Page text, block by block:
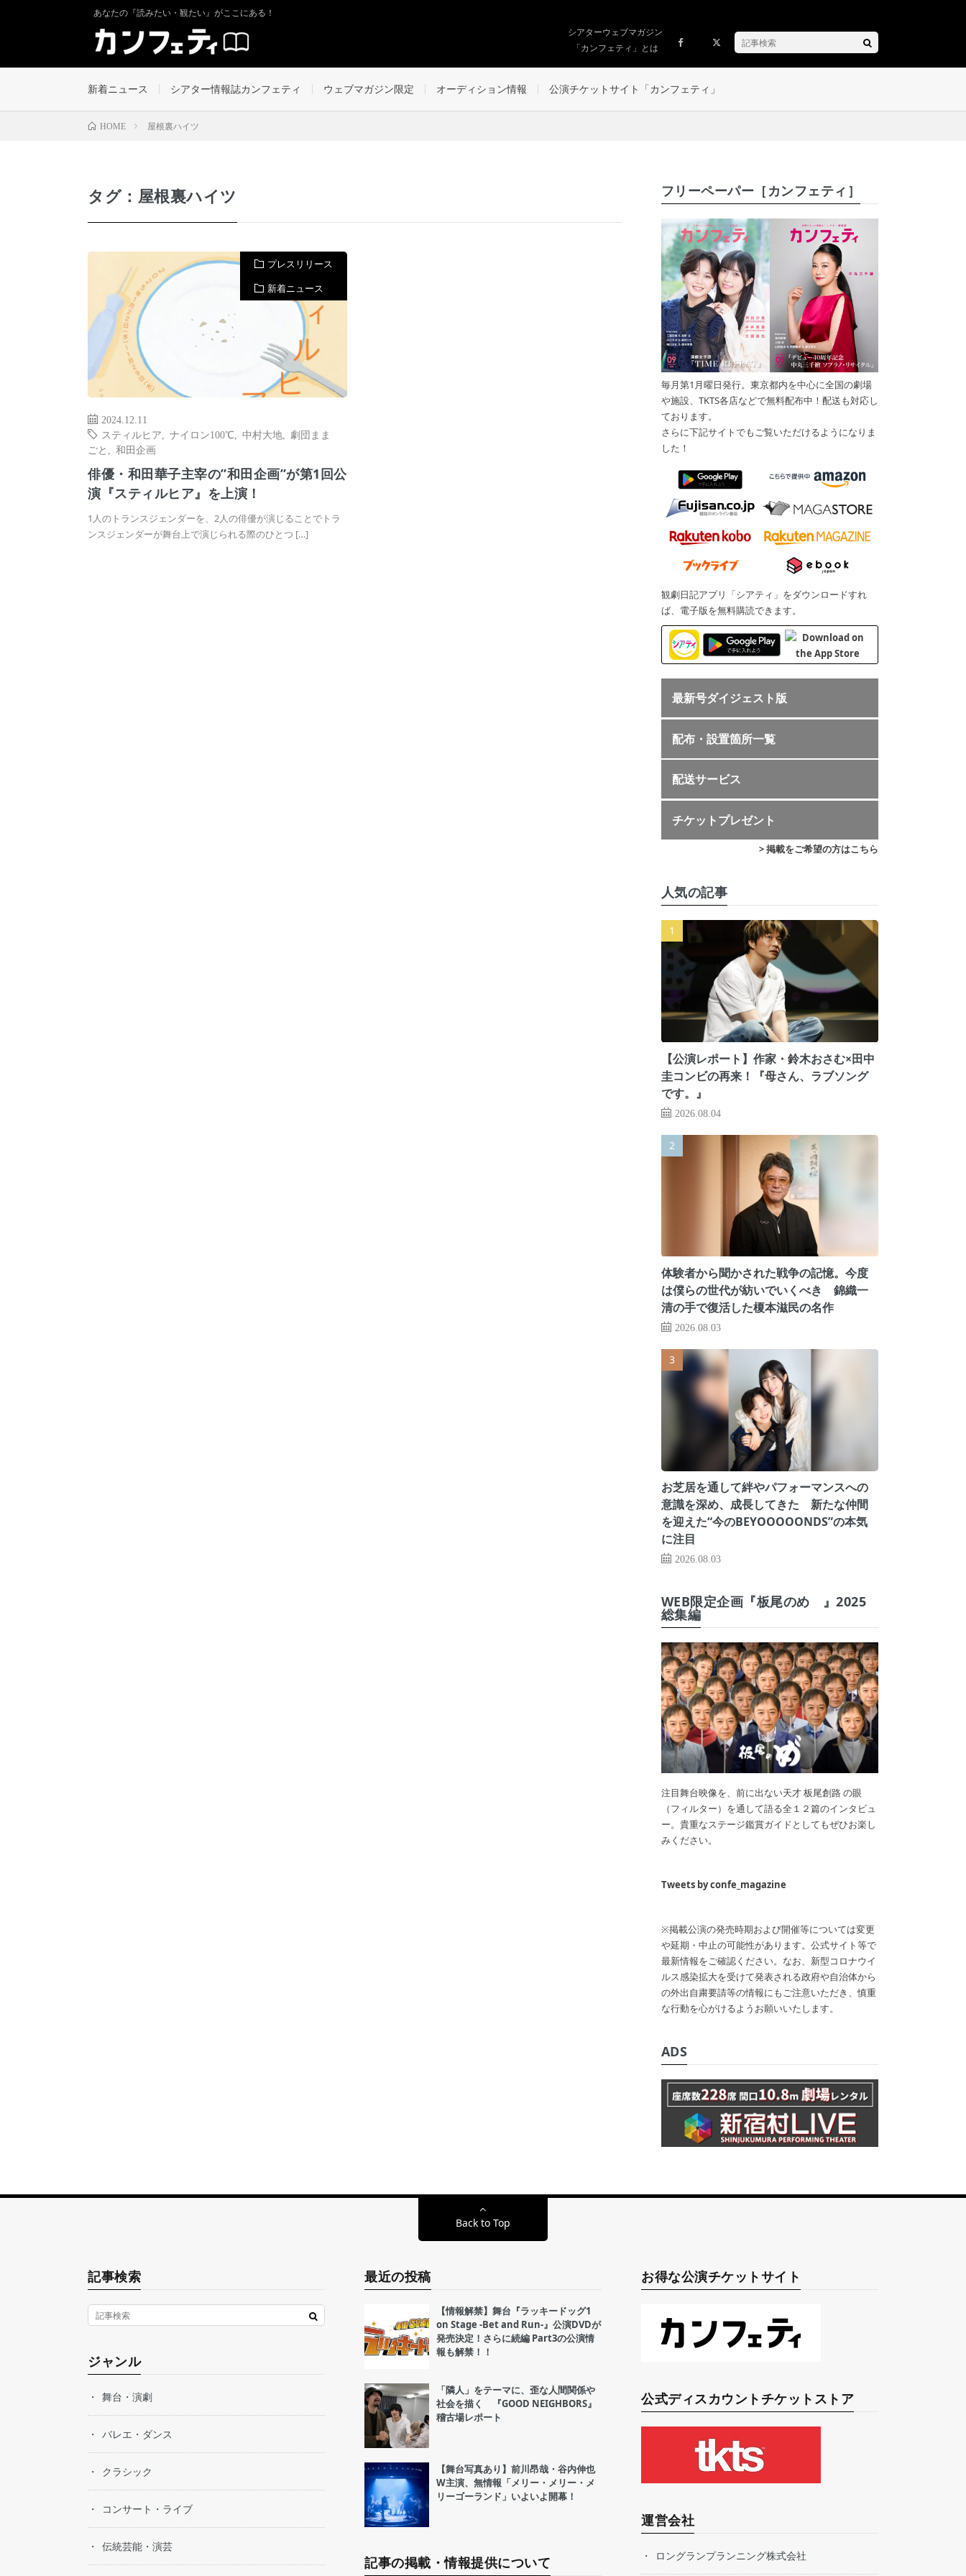
あなたの『読みたい・観たい』がここにある！
シアターウェブマガジン
「カンフェティ」とは
新着ニュース シアター情報誌カンフェティ ウェブマガジン限定 オーディション情報 公演チケットサイト「カンフェティ」
HOME 屋根裏ハイツ
タグ：屋根裏ハイツ
プレスリリース
新着ニュース
2024.12.11
スティルヒア
ナイロン100℃ 中村大地
劇団まま
ごと
和田企画
俳優・和田華子主宰の”和田企画”が第1回公
演『スティルヒア』を上演！
1人のトランスジェンダーを、2人の俳優が演じることでトラ
ンスジェンダーが舞台上で演じられる際のひとつ […]
フリーペーパー［カンフェティ］
毎月第1月曜日発行。東京都内を中心に全国の劇場
や施設、TKTS各店などで無料配布中！配送も対応し
ております。
さらに下記サイトでもご覧いただけるようになりま
した！
観劇日記アプリ「シアティ」をダウンロードすれ
ば、電子版を無料購読できます。
最新号ダイジェスト版
配布・設置箇所一覧
配送サービス
チケットプレゼント
> 掲載をご希望の方はこちら
人気の記事
【公演レポート】作家・鈴木おさむ×田中
圭コンビの再来！『母さん、ラブソング
です。』
2026.08.04
体験者から聞かされた戦争の記憶。今度
は僕らの世代が紡いでいくべき 錦織一
清の手で復活した榎本滋民の名作
2026.08.03
お芝居を通して絆やパフォーマンスへの
意識を深め、成長してきた 新たな仲間
を迎えた“今のBEYOOOOONDS”の本気
に注目
2026.08.03
WEB限定企画『板尾のめ゙』2025
総集編
注目舞台映像を、前に出ない天才 板尾創路 の眼
（フィルター）を通して語る全１２篇のインタビュ
ー。貴重なステージ鑑賞ガイドとしてもぜひお楽し
みください。
Tweets by confe_magazine
※掲載公演の発売時期および開催等については変更
や延期・中止の可能性があります。公式サイト等で
最新情報をご確認ください。なお、新型コロナウイ
ルス感染拡大を受けて発表される政府や自治体から
の外出自粛要請等の情報にもご注意いただき、慎重
な行動を心がけるようお願いいたします。
ADS
Back to Top
記事検索
ジャンル
舞台・演劇
バレエ・ダンス
クラシック
コンサート・ライブ
伝統芸能・演芸
最近の投稿
【情報解禁】舞台『ラッキードッグ1
on Stage -Bet and Run-』公演DVDが
発売決定！さらに続編 Part3の公演情
報も解禁！！
「隣人」をテーマに、歪な人間関係や
社会を描く 『GOOD NEIGHBORS』
稽古場レポート
【舞台写真あり】前川昂哉・谷内伸也
W主演、無情報「メリー・メリー・メ
リーゴーランド」いよいよ開幕！
記事の掲載・情報提供について
お得な公演チケットサイト
公式ディスカウントチケットストア
運営会社
ロングランプランニング株式会社